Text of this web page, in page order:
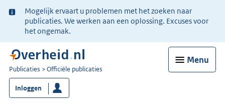
Ter
informatie:
Mogelijk ervaart u problemen met het zoeken naar
publicaties. We werken aan een oplossing. Excuses voor
het ongemak.
Menu
U
bent
nu
hier:
Publicaties Officiële publicaties
Inloggen